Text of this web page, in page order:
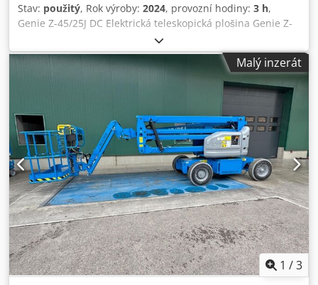
Stav: použitý, Rok výroby: 2024, provozní hodiny: 3 h,
Genie Z-45/25J DC Elektrická teleskopická plošina Genie Z-
45/25J DC Elektrická teleskopická plošina, rok výroby: 2024,
motohodiny: pouze 3 h, pracovní výška: 15,9 m, maximální
horizontální dosah: 6,75 m, nosnost: 227 kg (2 osoby),
pohon všech kol, hmotnost: 7 482 kg, ihned připravena k
použití!, Velmi dobrý stav. Dcjdszmctqspfx Aayek Na
vyžádání vám rádi připravíme nabídku leasingu nebo
financování. Pan Mihm (tel. rád poskytne další informace.
Další informace naleznete na našich webových stránkách.
Chyby a mezitím provedený prodej vyhrazeny! = Další
informace = Stožár: Kloubové rameno Pro další informace
se obraťte na Tobiase Eberta.
Malý inzerát
1 /3